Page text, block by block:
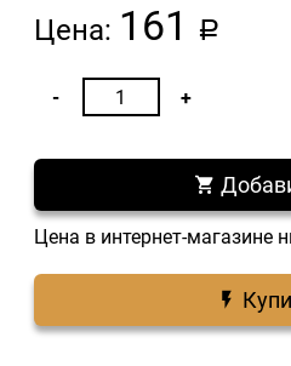
Цена: 161 a
Цена в интернет-магазине